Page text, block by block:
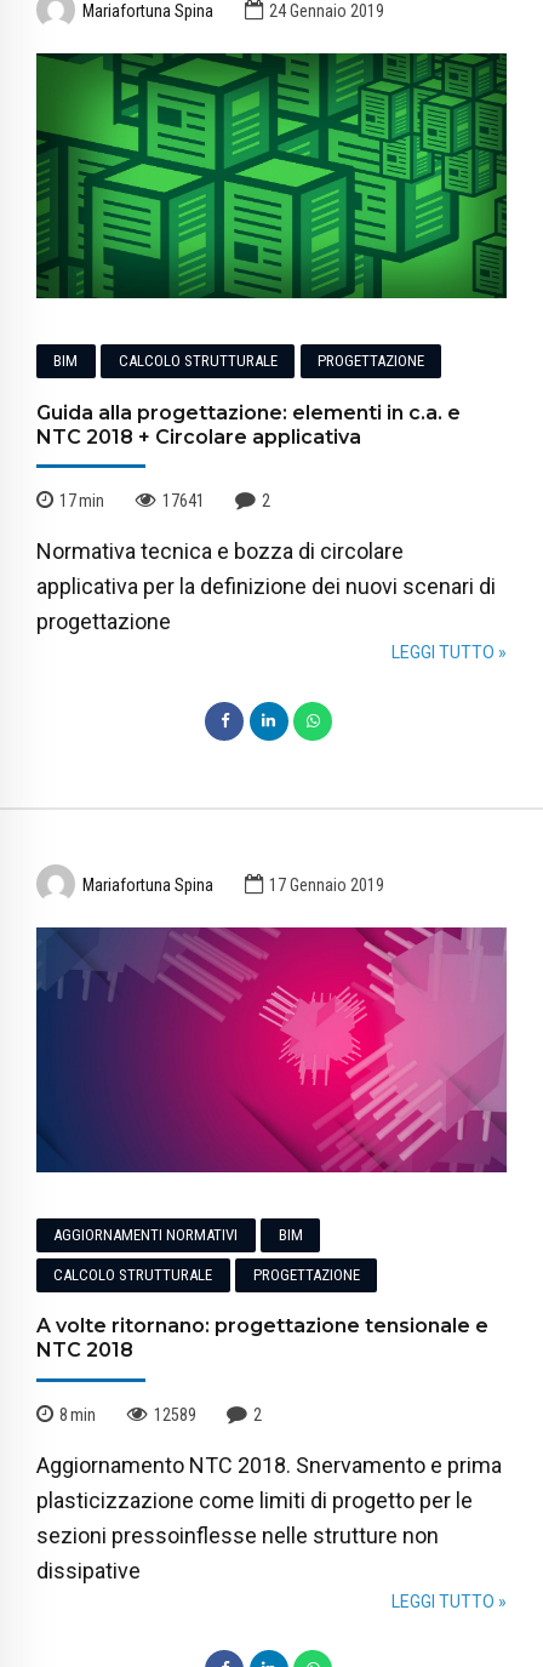
Mariafortuna Spina 24 Gennaio 2019
BIM CALCOLO STRUTTURALE PROGETTAZIONE
Guida alla progettazione: elementi in c.a. e
NTC 2018 + Circolare applicativa
17min 17641 2
Normativa tecnica e bozza di circolare
applicativa per la definizione dei nuovi scenari di
progettazione
LEGGI TUTTO »
Mariafortuna Spina 17 Gennaio 2019
AGGIORNAMENTI NORMATIVI BIM
CALCOLO STRUTTURALE PROGETTAZIONE
A volte ritornano: progettazione tensionale e
NTC 2018
8min 12589 2
Aggiornamento NTC 2018. Snervamento e prima
plasticizzazione come limiti di progetto per le
sezioni pressoinflesse nelle strutture non
dissipative
LEGGI TUTTO »